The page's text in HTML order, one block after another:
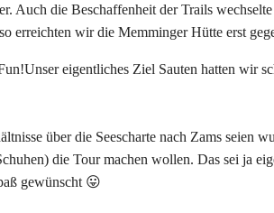
die Beschaffenheit der Trails
erreichten wir die Memminger Hütte erst
Unser eigentliches Ziel Sauten hatten wir
über die Seescharte nach Zams seien
die Tour machen wollen. Das sei ja
gewünscht 😛